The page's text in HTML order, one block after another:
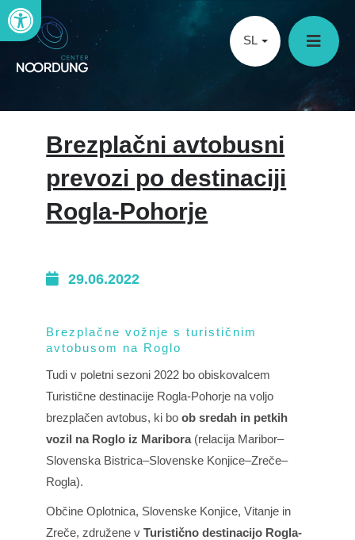
Open toolbar
SL
Brezplačni avtobusni
prevozi po destinaciji
Rogla-Pohorje
29.06.2022
Brezplačne vožnje s turističnim
avtobusom na Roglo
Tudi v poletni sezoni 2022 bo obiskovalcem
Turistične destinacije Rogla-Pohorje na voljo
brezplačen avtobus, ki boob sredah in petkih
vozil na Roglo iz Maribora(relacija Maribor–
Slovenska Bistrica–Slovenske Konjice–Zreče–
Rogla).
Občine Oplotnica, Slovenske Konjice, Vitanje in
Zreče, združene vTuristično destinacijo Rogla-